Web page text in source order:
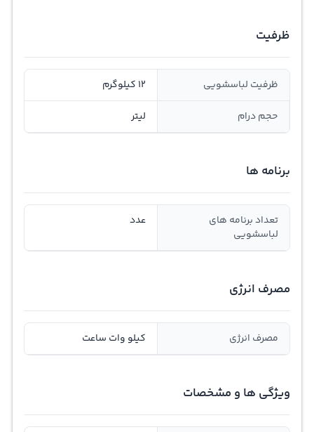
ظرفیت
ظرفیت لباسشویی 12 کیلوگرم
حجم درام لیتر
برنامه ها
تعداد برنامه های
لباسشویی
عدد
مصرف انرژی
مصرف انرژی کیلو وات ساعت
ویژگی ها و مشخصات